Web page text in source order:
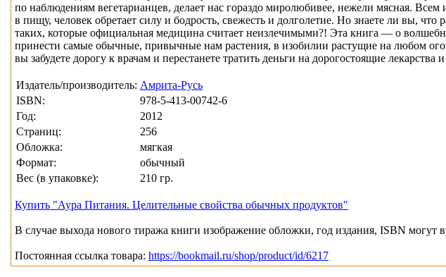
по наблюдениям вегетарианцев, делает нас гораздо миролюбивее, нежели мясная.
в пищу, человек обретает силу и бодрость, свежесть и долголетие. Но знаете ли вы,
таких, которые официальная медицина считает неизлечимыми?! Эта книга — о
принести самые обычные, привычные нам растения, в изобилии растущие на любом
вы забудете дорогу к врачам и перестанете тратить деньги на дорогостоящие лекарства
Издатель/производитель: Амрита-Русь
ISBN:
978-5-413-00742-6
Год:
2012
Страниц:
256
Обложка:
мягкая
Формат:
обычный
Вес (в упаковке):
210 гр.
Купить "Аура Питания. Целительные свойства обычных продуктов"
В случае выхода нового тиража книги изображение обложки, год издания, ISBN могут
Постоянная ссылка товара: https://bookmail.ru/shop/product/id/6217